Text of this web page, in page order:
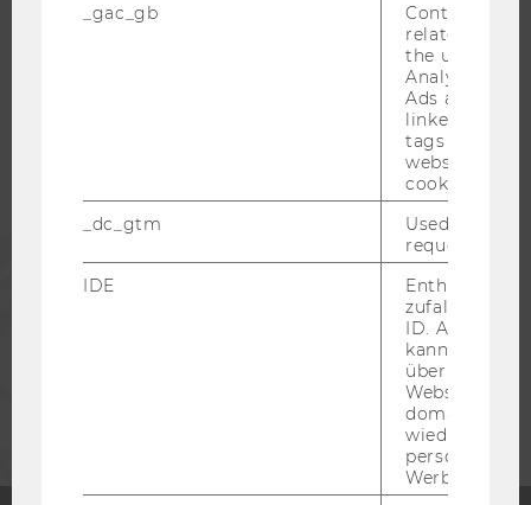
WU COMMUNITY
_gac_gb
Contains
related
the user. If
Analytics and
Ads accounts
linked, the
tags on the
website read
cookie.
_dc_gtm
Used to
request rate.
IDE
Enthält eine
ID. Anhand
kann Google
über
Websites
Werbung